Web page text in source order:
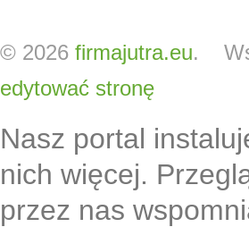
© 2026 firmajutra.eu.
edytować stronę
Nasz portal
nich więcej.
przez nas